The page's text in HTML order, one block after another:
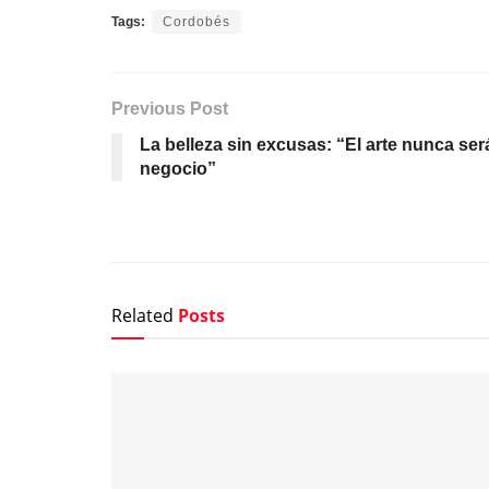
Tags: Cordobés
Previous Post
La belleza sin excusas: “El arte nunca
negocio”
Related Posts